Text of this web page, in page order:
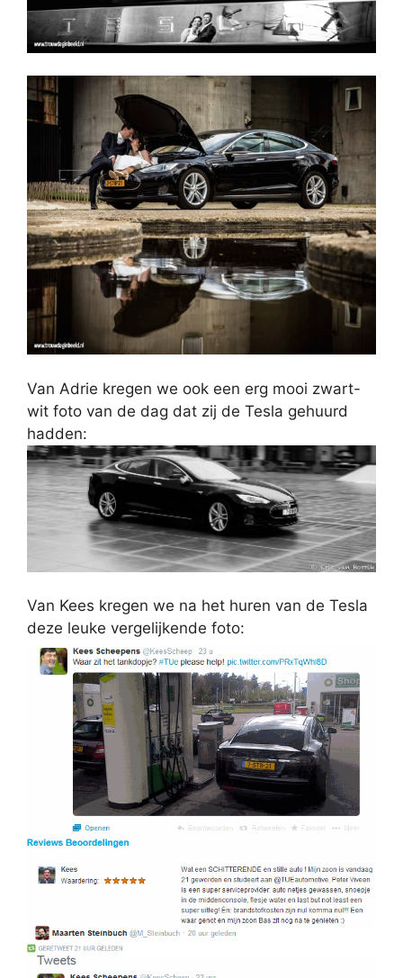
Van Adrie kregen we ook een erg mooi zwart-
wit foto van de dag dat zij de Tesla gehuurd
hadden:
Van Kees kregen we na het huren van de Tesla
deze leuke vergelijkende foto: